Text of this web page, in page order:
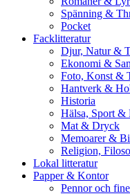
Spänning &
Pocket
Facklitteratur
Djur, Natur &
Ekonomi &
Foto, Konst &
Hantverk &
Historia
Hälsa, Sport &
Mat & Dryck
Memoarer &
Religion,
Lokal litteratur
Papper & Kontor
Pennor och